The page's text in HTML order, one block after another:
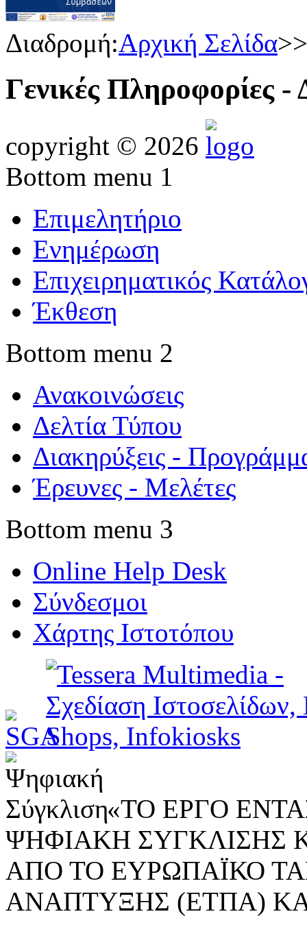
Διαδρομή:Αρχική Σελίδα>>
Γενικές Πληροφορίες -
copyright © 2026
Bottom menu 1
Επιμελητήριο
Ενημέρωση
Επιχειρηματικός
Έκθεση
Bottom menu 2
Ανακοινώσεις
Δελτία Τύπου
Διακηρύξεις -
Έρευνες - Μελέτες
Bottom menu 3
Online Help Desk
Σύνδεσμοι
Χάρτης Ιστοτόπου
«ΤΟ ΕΡΓΟ
ΨΗΦΙΑΚΗ ΣΥΓΚΛΙΣΗΣ
ΑΠΟ ΤΟ ΕΥΡΩΠΑΪΚΟ
ΑΝΑΠΤΥΞΗΣ (ΕΤΠΑ)